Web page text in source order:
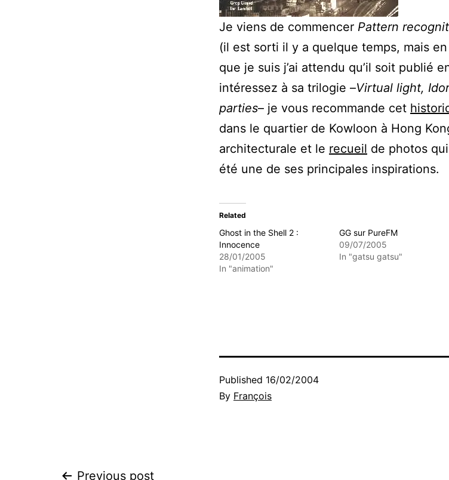
Je viens de commencer Pattern
(il est sorti il y a quelque temps, mais
que je suis j’ai attendu qu’il soit publié
intéressez à sa trilogie –Virtual light,
parties– je vous recommande cet
dans le quartier de Kowloon à Hong
architecturale et le recueil de photos
été une de ses principales inspirations.
Related
Ghost in the Shell 2 :
Innocence
28/01/2005
In "animation"
GG sur PureFM
09/07/2005
In "gatsu gatsu"
Published 16/02/2004
By François
Previous post